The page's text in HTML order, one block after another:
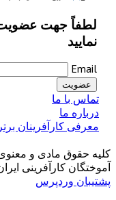
لطفاً جهت عضویت
نمایید
Email
تماس با ما
درباره ما
معرفی کارآفرینان برتر
کلیه حقوق مادی و
آموختگان کارآفرینی
پشتیبان وردپرس